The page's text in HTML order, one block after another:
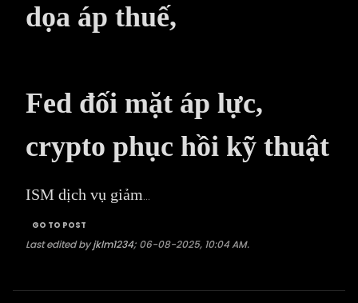
dọa áp thuế,
Fed đối mặt áp lực,
crypto phục hồi kỹ thuật
ISM dịch vụ giảm...
GO TO POST
Last edited byjklm1234; 06-08-2025, 10:04 AM.